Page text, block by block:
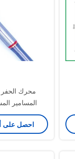
المسامير
بالكامل لقطع
وتطبيقات
احصل على